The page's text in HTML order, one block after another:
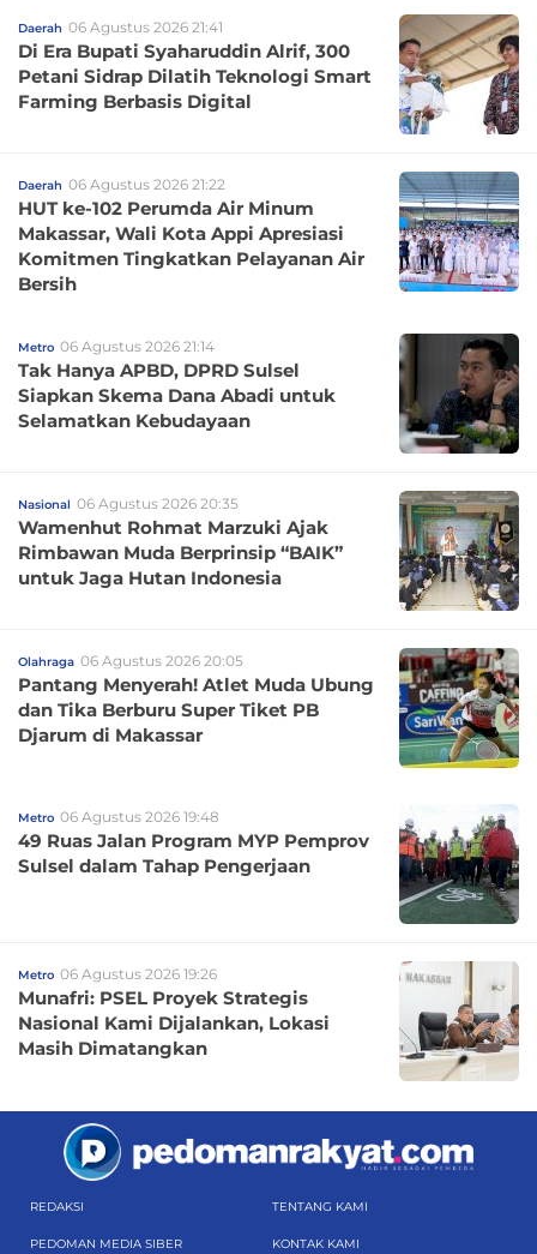
Daerah 06 Agustus 2026 21:41
Di Era Bupati Syaharuddin Alrif, 300
Petani Sidrap Dilatih Teknologi Smart
Farming Berbasis Digital
Daerah 06 Agustus 2026 21:22
HUT ke-102 Perumda Air Minum
Makassar, Wali Kota Appi Apresiasi
Komitmen Tingkatkan Pelayanan Air
Bersih
Metro 06 Agustus 2026 21:14
Tak Hanya APBD, DPRD Sulsel
Siapkan Skema Dana Abadi untuk
Selamatkan Kebudayaan
Nasional 06 Agustus 2026 20:35
Wamenhut Rohmat Marzuki Ajak
Rimbawan Muda Berprinsip “BAIK”
untuk Jaga Hutan Indonesia
Olahraga 06 Agustus 2026 20:05
Pantang Menyerah! Atlet Muda Ubung
dan Tika Berburu Super Tiket PB
Djarum di Makassar
Metro 06 Agustus 2026 19:48
49 Ruas Jalan Program MYP Pemprov
Sulsel dalam Tahap Pengerjaan
Metro 06 Agustus 2026 19:26
Munafri: PSEL Proyek Strategis
Nasional Kami Dijalankan, Lokasi
Masih Dimatangkan
REDAKSI TENTANG KAMI
PEDOMAN MEDIA SIBER KONTAK KAMI